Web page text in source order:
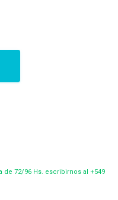
de 72/96 Hs. escribirnos al +549